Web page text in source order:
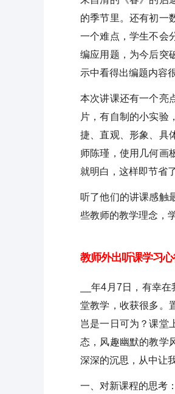
的季节里。还有初一
一个难点，学生不会
编应用题，为今后突
示中看得出编题内容
本次讲课还有一个亮
片，有自制的小实验
捷、直观、形象、具
师陈瑾，使用几何画
就明白，这样即节省
听了他们的讲课感触
些教师的教学理念，
教师外出听课学习心
__年4月7日，有幸
堂教学，收获很多。
岂是一日可为？课堂
态，风趣幽默的教学
深深的沉思，从中让
一、对新课程的思考：